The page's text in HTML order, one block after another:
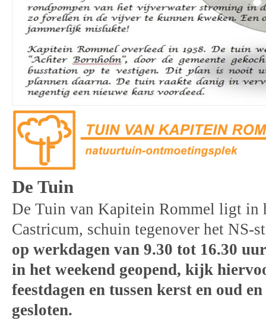
De Tuin
De Tuin van Kapitein Rommel ligt in
Castricum, schuin tegenover het NS-
op werkdagen van 9.30 tot 16.30
in het weekend geopend, kijk
feestdagen en tussen kerst en oud
gesloten.